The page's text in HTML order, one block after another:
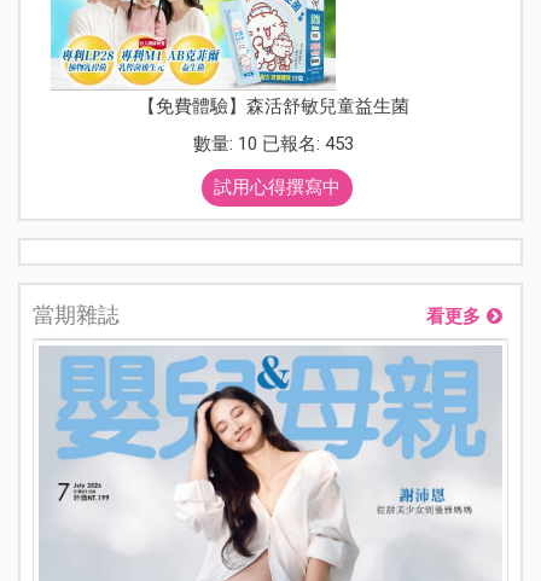
【免費體驗】森活舒敏兒童益生菌
數量: 10 已報名: 453
試用心得撰寫中
當期雜誌 看更多